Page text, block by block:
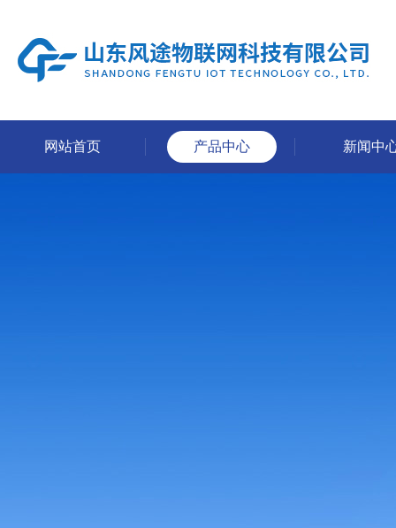
网站首页 产品中心 新闻中